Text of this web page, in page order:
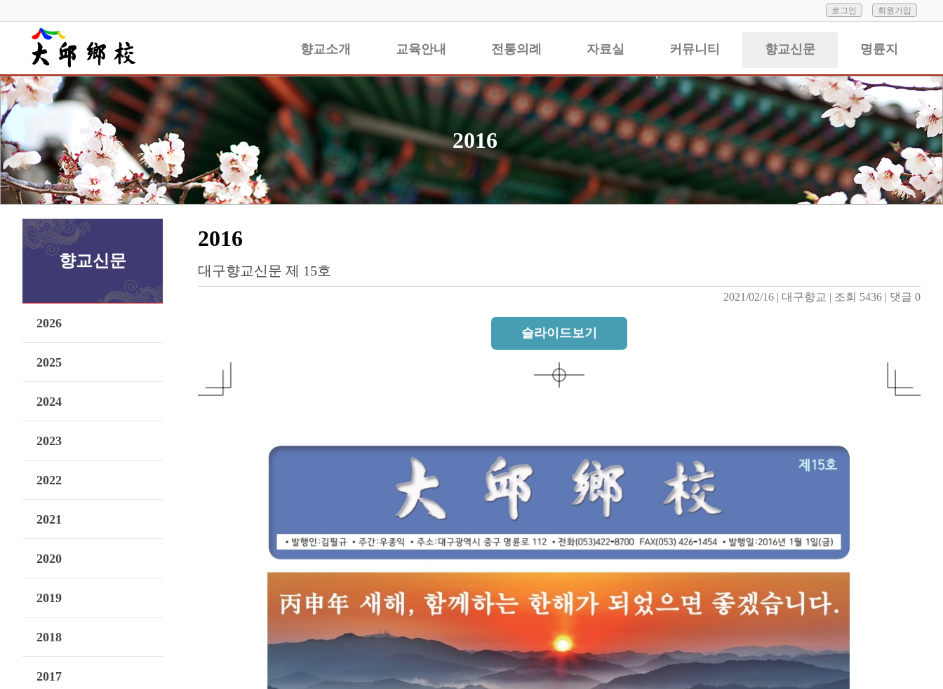
로그인 회원가입
향교소개 교육안내 전통의례 자료실 커뮤니티 향교신문 명륜지
2016
향교신문
2026
2025
2024
2023
2022
2021
2020
2019
2018
2017
2016
대구향교신문 제 15호
2021/02/16 | 대구향교 | 조회 5436 | 댓글 0
슬라이드보기